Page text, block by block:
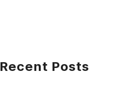
Recent Posts